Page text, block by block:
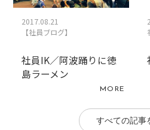
2017.08.21
【社員ブログ】
社員IK／阿波踊りに徳
島ラーメン
MORE
すべての記事